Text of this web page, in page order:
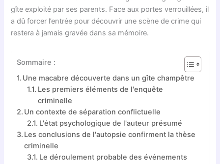
gîte exploité par ses parents. Face aux portes verrouillées, il
a dû forcer l’entrée pour découvrir une scène de crime qui
restera à jamais gravée dans sa mémoire.
Sommaire :
Une macabre découverte dans un gîte champêtre
Les premiers éléments de l'enquête
criminelle
Un contexte de séparation conflictuelle
L'état psychologique de l'auteur présumé
Les conclusions de l'autopsie confirment la thèse
criminelle
Le déroulement probable des événements